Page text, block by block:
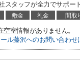
スタッフが全力でサポー
敷金 礼金 間取
空室情報がありません。
ル藤沢へのお問い合わせ